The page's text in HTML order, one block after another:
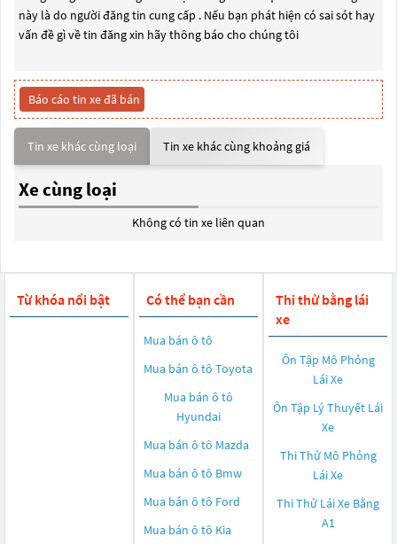
này là do người đăng tin cung cấp . Nếu bạn phát hiện có sai sót hay
vấn đề gì về tin đăng xin hãy thông báo cho chúng tôi
Báo cáo tin xe đã bán
Tin xe khác cùng loại Tin xe khác cùng khoảng giá
Xe cùng loại
Không có tin xe liên quan
Từ khóa nổi bật Có thể bạn cần
Mua bán ô tô
Mua bán ô tô Toyota
Mua bán ô tô
Hyundai
Mua bán ô tô Mazda
Mua bán ô tô Bmw
Mua bán ô tô Ford
Mua bán ô tô Kia
Thi thử bằng lái
xe
Ôn Tập Mô Phỏng
Lái Xe
Ôn Tập Lý Thuyết Lái
Xe
Thi Thử Mô Phỏng
Lái Xe
Thi Thử Lái Xe Bằng
A1